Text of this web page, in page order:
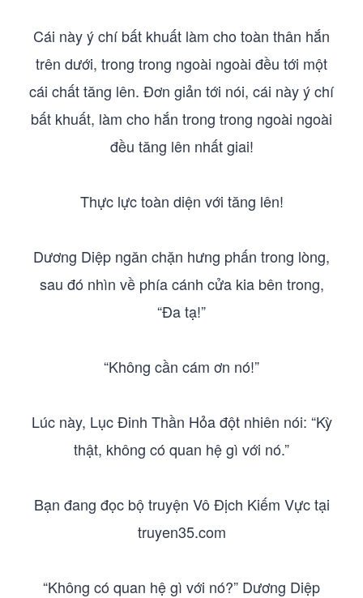
Cái này ý chí bất khuất làm cho toàn thân hắn
trên dưới, trong trong ngoài ngoài đều tới một
cái chất tăng lên. Đơn giản tới nói, cái này ý chí
bất khuất, làm cho hắn trong trong ngoài ngoài
đều tăng lên nhất giai!
Thực lực toàn diện với tăng lên!
Dương Diệp ngăn chặn hưng phấn trong lòng,
sau đó nhìn về phía cánh cửa kia bên trong,
“Đa tạ!”
“Không cần cám ơn nó!”
Lúc này, Lục Đinh Thần Hỏa đột nhiên nói: “Kỳ
thật, không có quan hệ gì với nó.”
Bạn đang đọc bộ truyện Vô Địch Kiếm Vực tại
truyen35.com
“Không có quan hệ gì với nó?” Dương Diệp